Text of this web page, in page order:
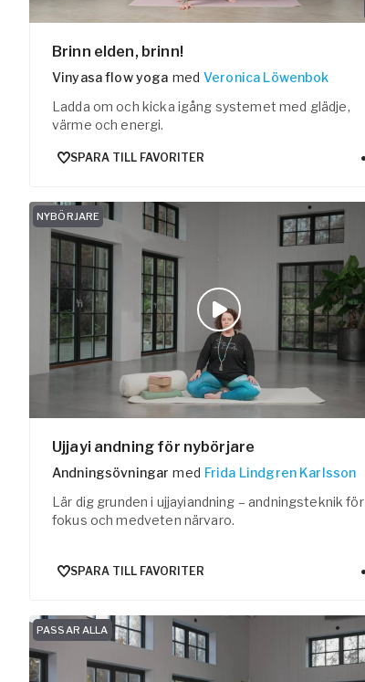
Brinn elden, brinn!
Vinyasa flow yoga med Veronica Löwenbok
Ladda om och kicka igång systemet med glädje,
värme och energi.
SPARA TILL FAVORITER
NYBÖRJARE
Ujjayi andning för nybörjare
Andningsövningar med Frida Lindgren Karlsson
Lär dig grunden i ujjayiandning – andningsteknik för
fokus och medveten närvaro.
SPARA TILL FAVORITER
PASSAR ALLA